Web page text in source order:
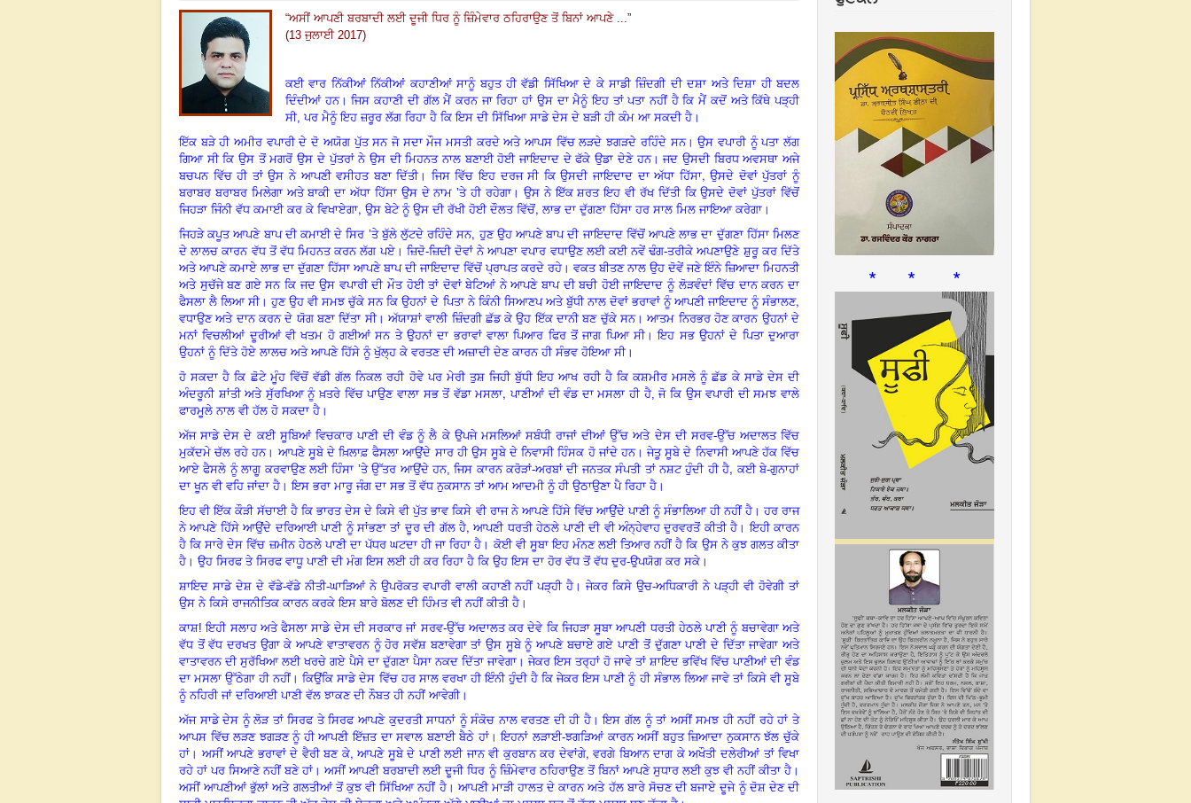
“ਅਸੀਂ ਆਪਣੀ ਬਰਬਾਦੀ ਲਈ ਦੂਜੀ ਧਿਰ ਨੂੰ ਜ਼ਿੰਮੇਵਾਰ ਠਹਿਰਾਉਣ ਤੋਂ ਬਿਨਾਂ ਆਪਣੇ ...”
(13 ਜੁਲਾਈ 2017)
ਕਈ ਵਾਰ ਨਿੱਕੀਆਂ ਨਿੱਕੀਆਂ ਕਹਾਣੀਆਂ ਸਾਨੂੰ ਬਹੁਤ ਹੀ ਵੱਡੀ ਸਿੱਖਿਆ ਦੇ ਕੇ ਸਾਡੀ ਜ਼ਿੰਦਗੀ ਦੀ ਦਸ਼ਾ ਅਤੇ ਦਿਸ਼ਾ ਹੀ ਬਦਲ
ਦਿੰਦੀਆਂ ਹਨ। ਜਿਸ ਕਹਾਣੀ ਦੀ ਗੱਲ ਮੈਂ ਕਰਨ ਜਾ ਰਿਹਾ ਹਾਂ ਉਸ ਦਾ ਮੈਨੂੰ ਇਹ ਤਾਂ ਪਤਾ ਨਹੀਂ ਹੈ ਕਿ ਮੈਂ ਕਦੋਂ ਅਤੇ ਕਿੱਥੇ ਪੜ੍ਹੀ
ਸੀ, ਪਰ ਮੈਨੂੰ ਇਹ ਜ਼ਰੂਰ ਲੱਗ ਰਿਹਾ ਹੈ ਕਿ ਇਸ ਦੀ ਸਿੱਖਿਆ ਸਾਡੇ ਦੇਸ ਦੇ ਬੜੀ ਹੀ ਕੰਮ ਆ ਸਕਦੀ ਹੈ।
ਇੱਕ ਬੜੇ ਹੀ ਅਮੀਰ ਵਪਾਰੀ ਦੇ ਦੋ ਅਯੋਗ ਪੁੱਤ ਸਨ ਜੋ ਸਦਾ ਮੌਜ ਮਸਤੀ ਕਰਦੇ ਅਤੇ ਆਪਸ ਵਿੱਚ ਲੜਦੇ ਝਗੜਦੇ ਰਹਿੰਦੇ ਸਨ। ਉਸ ਵਪਾਰੀ ਨੂੰ ਪਤਾ ਲੱਗ
ਗਿਆ ਸੀ ਕਿ ਉਸ ਤੋਂ ਮਗਰੋਂ ਉਸ ਦੇ ਪੁੱਤਰਾਂ ਨੇ ਉਸ ਦੀ ਮਿਹਨਤ ਨਾਲ ਬਣਾਈ ਹੋਈ ਜਾਇਦਾਦ ਦੇ ਫੱਕੇ ਉਡਾ ਦੇਣੇ ਹਨ। ਜਦ ਉਸਦੀ ਬਿਰਧ ਅਵਸਥਾ ਅਜੇ
ਬਚਪਨ ਵਿੱਚ ਹੀ ਤਾਂ ਉਸ ਨੇ ਆਪਣੀ ਵਸੀਹਤ ਬਣਾ ਦਿੱਤੀ। ਜਿਸ ਵਿੱਚ ਇਹ ਦਰਜ ਸੀ ਕਿ ਉਸਦੀ ਜਾਇਦਾਦ ਦਾ ਅੱਧਾ ਹਿੱਸਾ,ਉਸਦੇ ਦੋਵਾਂ ਪੁੱਤਰਾਂ ਨੂੰ
ਬਰਾਬਰ ਬਰਾਬਰ ਮਿਲੇਗਾ ਅਤੇ ਬਾਕੀ ਦਾ ਅੱਧਾ ਹਿੱਸਾ ਉਸ ਦੇ ਨਾਮ ’ਤੇ ਹੀ ਰਹੇਗਾ। ਉਸ ਨੇ ਇੱਕ ਸ਼ਰਤ ਇਹ ਵੀ ਰੱਖ ਦਿੱਤੀ ਕਿ ਉਸਦੇ ਦੋਵਾਂ ਪੁੱਤਰਾਂ ਵਿੱਚੋਂ
ਜਿਹੜਾ ਜਿੰਨੀ ਵੱਧ ਕਮਾਈ ਕਰ ਕੇ ਵਿਖਾਏਗਾ, ਉਸ ਬੇਟੇ ਨੂੰ ਉਸ ਦੀ ਰੱਖੀ ਹੋਈ ਦੌਲਤ ਵਿੱਚੋਂ, ਲਾਭ ਦਾ ਦੁੱਗਣਾ ਹਿੱਸਾ ਹਰ ਸਾਲ ਮਿਲ ਜਾਇਆ ਕਰੇਗਾ।
ਜਿਹੜੇ ਕਪੂਤ ਆਪਣੇ ਬਾਪ ਦੀ ਕਮਾਈ ਦੇ ਸਿਰ ’ਤੇ ਬੁੱਲੇ ਲੁੱਟਦੇ ਰਹਿੰਦੇ ਸਨ, ਹੁਣ ਉਹ ਆਪਣੇ ਬਾਪ ਦੀ ਜਾਇਦਾਦ ਵਿੱਚੋਂ ਆਪਣੇ ਲਾਭ ਦਾ ਦੁੱਗਣਾ ਹਿੱਸਾ ਮਿਲਣ
ਦੇ ਲਾਲਚ ਕਾਰਨ ਵੱਧ ਤੋਂ ਵੱਧ ਮਿਹਨਤ ਕਰਨ ਲੱਗ ਪਏ। ਜ਼ਿਦੋ-ਜ਼ਿਦੀ ਦੋਵਾਂ ਨੇ ਆਪਣਾ ਵਪਾਰ ਵਧਾਉਣ ਲਈ ਕਈ ਨਵੇਂ ਢੰਗ-ਤਰੀਕੇ ਅਪਣਾਉਣੇ ਸ਼ੁਰੂ ਕਰ ਦਿੱਤੇ
ਅਤੇ ਆਪਣੇ ਕਮਾਏ ਲਾਭ ਦਾ ਦੁੱਗਣਾ ਹਿੱਸਾ ਆਪਣੇ ਬਾਪ ਦੀ ਜਾਇਦਾਦ ਵਿੱਚੋਂ ਪ੍ਰਾਪਤ ਕਰਦੇ ਰਹੇ। ਵਕਤ ਬੀਤਣ ਨਾਲ ਉਹ ਦੋਵੇਂ ਜਣੇ ਇੰਨੇ ਜ਼ਿਆਦਾ ਮਿਹਨਤੀ
ਅਤੇ ਸੁਚੱਜੇ ਬਣ ਗਏ ਸਨ ਕਿ ਜਦ ਉਸ ਵਪਾਰੀ ਦੀ ਮੌਤ ਹੋਈ ਤਾਂ ਦੋਵਾਂ ਬੇਟਿਆਂ ਨੇ ਆਪਣੇ ਬਾਪ ਦੀ ਬਚੀ ਹੋਈ ਜਾਇਦਾਦ ਨੂੰ ਲੋੜਵੰਦਾਂ ਵਿੱਚ ਦਾਨ ਕਰਨ ਦਾ
ਫੈਸਲਾ ਲੈ ਲਿਆ ਸੀ। ਹੁਣ ਉਹ ਵੀ ਸਮਝ ਚੁੱਕੇ ਸਨ ਕਿ ਉਹਨਾਂ ਦੇ ਪਿਤਾ ਨੇ ਕਿੰਨੀ ਸਿਆਣਪ ਅਤੇ ਬੁੱਧੀ ਨਾਲ ਦੋਵਾਂ ਭਰਾਵਾਂ ਨੂੰ ਆਪਣੀ ਜਾਇਦਾਦ ਨੂੰ ਸੰਭਾਲਣ,
ਵਧਾਉਣ ਅਤੇ ਦਾਨ ਕਰਨ ਦੇ ਯੋਗ ਬਣਾ ਦਿੱਤਾ ਸੀ। ਅੱਯਾਸ਼ਾਂ ਵਾਲੀ ਜ਼ਿੰਦਗੀ ਛੱਡ ਕੇ ਉਹ ਇੱਕ ਦਾਨੀ ਬਣ ਚੁੱਕੇ ਸਨ। ਆਤਮ ਨਿਰਭਰ ਹੋਣ ਕਾਰਨ ਉਹਨਾਂ ਦੇ
ਮਨਾਂ ਵਿਚਲੀਆਂ ਦੂਰੀਆਂ ਵੀ ਖਤਮ ਹੋ ਗਈਆਂ ਸਨ ਤੇ ਉਹਨਾਂ ਦਾ ਭਰਾਵਾਂ ਵਾਲਾ ਪਿਆਰ ਫਿਰ ਤੋਂ ਜਾਗ ਪਿਆ ਸੀ। ਇਹ ਸਭ ਉਹਨਾਂ ਦੇ ਪਿਤਾ ਦੁਆਰਾ
ਉਹਨਾਂ ਨੂੰ ਦਿੱਤੇ ਹੋਏ ਲਾਲਚ ਅਤੇ ਆਪਣੇ ਹਿੱਸੇ ਨੂੰ ਖੁੱਲ੍ਹ ਕੇ ਵਰਤਣ ਦੀ ਅਜ਼ਾਦੀ ਦੇਣ ਕਾਰਨ ਹੀ ਸੰਭਵ ਹੋਇਆ ਸੀ।
ਹੋ ਸਕਦਾ ਹੈ ਕਿ ਛੋਟੇ ਮੂੰਹ ਵਿੱਚੋਂ ਵੱਡੀ ਗੱਲ ਨਿਕਲ ਰਹੀ ਹੋਵੇ ਪਰ ਮੇਰੀ ਤੁਸ਼ ਜਿਹੀ ਬੁੱਧੀ ਇਹ ਆਖ ਰਹੀ ਹੈ ਕਿ ਕਸ਼ਮੀਰ ਮਸਲੇ ਨੂੰ ਛੱਡ ਕੇ ਸਾਡੇ ਦੇਸ ਦੀ
ਅੰਦਰੂਨੀ ਸ਼ਾਂਤੀ ਅਤੇ ਸੁੱਰਖਿਆ ਨੂੰ ਖ਼ਤਰੇ ਵਿੱਚ ਪਾਉਣ ਵਾਲਾ ਸਭ ਤੋਂ ਵੱਡਾ ਮਸਲਾ,ਪਾਣੀਆਂ ਦੀ ਵੰਡ ਦਾ ਮਸਲਾ ਹੀ ਹੈ, ਜੋ ਕਿ ਉਸ ਵਪਾਰੀ ਦੀ ਸਮਝ ਵਾਲੇ
ਫਾਰਮੂਲੇ ਨਾਲ ਵੀ ਹੱਲ ਹੋ ਸਕਦਾ ਹੈ।
ਅੱਜ ਸਾਡੇ ਦੇਸ ਦੇ ਕਈ ਸੂਬਿਆਂ ਵਿਚਕਾਰ ਪਾਣੀ ਦੀ ਵੰਡ ਨੂੰ ਲੈ ਕੇ ਉਪਜੇ ਮਸਲਿਆਂ ਸਬੰਧੀ ਰਾਜਾਂ ਦੀਆਂ ਉੱਚ ਅਤੇ ਦੇਸ ਦੀ ਸਰਵ-ਉੱਚ ਅਦਾਲਤ ਵਿੱਚ
ਮੁਕੱਦਮੇ ਚੱਲ ਰਹੇ ਹਨ। ਆਪਣੇ ਸੂਬੇ ਦੇ ਖ਼ਿਲਾਫ਼ ਫੈਸਲਾ ਆਉਂਦੇ ਸਾਰ ਹੀ ਉਸ ਸੂਬੇ ਦੇ ਨਿਵਾਸੀ ਹਿੰਸਕ ਹੋ ਜਾਂਦੇ ਹਨ। ਜੇਤੂ ਸੂਬੇ ਦੇ ਨਿਵਾਸੀ ਆਪਣੇ ਹੱਕ ਵਿੱਚ
ਆਏ ਫੈਸਲੇ ਨੂੰ ਲਾਗੂ ਕਰਵਾਉਣ ਲਈ ਹਿੰਸਾ ’ਤੇ ਉੱਤਰ ਆਉਂਦੇ ਹਨ, ਜਿਸ ਕਾਰਨ ਕਰੋੜਾਂ-ਅਰਬਾਂ ਦੀ ਜਨਤਕ ਸੰਪਤੀ ਤਾਂ ਨਸ਼ਟ ਹੁੰਦੀ ਹੀ ਹੈ, ਕਈ ਬੇ-ਗੁਨਾਹਾਂ
ਦਾ ਖੂਨ ਵੀ ਵਹਿ ਜਾਂਦਾ ਹੈ। ਇਸ ਭਰਾ ਮਾਰੂ ਜੰਗ ਦਾ ਸਭ ਤੋਂ ਵੱਧ ਨੁਕਸਾਨ ਤਾਂ ਆਮ ਆਦਮੀ ਨੂੰ ਹੀ ਉਠਾਉਣਾ ਪੈ ਰਿਹਾ ਹੈ।
ਇਹ ਵੀ ਇੱਕ ਕੌੜੀ ਸੱਚਾਈ ਹੈ ਕਿ ਭਾਰਤ ਦੇਸ ਦੇ ਕਿਸੇ ਵੀ ਪੁੱਤ ਭਾਵ ਕਿਸੇ ਵੀ ਰਾਜ ਨੇ ਆਪਣੇ ਹਿੱਸੇ ਵਿੱਚ ਆਉਂਦੇ ਪਾਣੀ ਨੂੰ ਸੰਭਾਲਿਆ ਹੀ ਨਹੀਂ ਹੈ। ਹਰ ਰਾਜ
ਨੇ ਆਪਣੇ ਹਿੱਸੇ ਆਉਂਦੇ ਦਰਿਆਈ ਪਾਣੀ ਨੂੰ ਸਾਂਭਣਾ ਤਾਂ ਦੂਰ ਦੀ ਗੱਲ ਹੈ,ਆਪਣੀ ਧਰਤੀ ਹੇਠਲੇ ਪਾਣੀ ਦੀ ਵੀ ਅੰਨ੍ਹੇਵਾਹ ਦੁਰਵਰਤੋਂ ਕੀਤੀ ਹੈ। ਇਹੀ ਕਾਰਨ
ਹੈ ਕਿ ਸਾਰੇ ਦੇਸ ਵਿੱਚ ਜ਼ਮੀਨ ਹੇਠਲੇ ਪਾਣੀ ਦਾ ਪੱਧਰ ਘਟਦਾ ਹੀ ਜਾ ਰਿਹਾ ਹੈ। ਕੋਈ ਵੀ ਸੂਬਾ ਇਹ ਮੰਨਣ ਲਈ ਤਿਆਰ ਨਹੀਂ ਹੈ ਕਿ ਉਸ ਨੇ ਕੁਝ ਗਲਤ ਕੀਤਾ
ਹੈ। ਉਹ ਸਿਰਫ ਤੇ ਸਿਰਫ ਵਾਧੂ ਪਾਣੀ ਦੀ ਮੰਗ ਇਸ ਲਈ ਹੀ ਕਰ ਰਿਹਾ ਹੈ ਕਿ ਉਹ ਇਸ ਦਾ ਹੋਰ ਵੱਧ ਤੋਂ ਵੱਧ ਦੁਰ-ਉਪਯੋਗ ਕਰ ਸਕੇ।
ਸ਼ਾਇਦ ਸਾਡੇ ਦੇਸ਼ ਦੇ ਵੱਡੇ-ਵੱਡੇ ਨੀਤੀ-ਘਾੜਿਆਂ ਨੇ ਉਪਰੋਕਤ ਵਪਾਰੀ ਵਾਲੀ ਕਹਾਣੀ ਨਹੀਂ ਪੜ੍ਹੀ ਹੈ। ਜੇਕਰ ਕਿਸੇ ਉਚ-ਅਧਿਕਾਰੀ ਨੇ ਪੜ੍ਹੀ ਵੀ ਹੋਵੇਗੀ ਤਾਂ
ਉਸ ਨੇ ਕਿਸੇ ਰਾਜਨੀਤਿਕ ਕਾਰਨ ਕਰਕੇ ਇਸ ਬਾਰੇ ਬੋਲਣ ਦੀ ਹਿੰਮਤ ਵੀ ਨਹੀਂ ਕੀਤੀ ਹੈ।
ਕਾਸ਼! ਇਹੀ ਸਲਾਹ ਅਤੇ ਫੈਸਲਾ ਸਾਡੇ ਦੇਸ ਦੀ ਸਰਕਾਰ ਜਾਂ ਸਰਵ-ਉੱਚ ਅਦਾਲਤ ਕਰ ਦੇਵੇ ਕਿ ਜਿਹੜਾ ਸੂਬਾ ਆਪਣੀ ਧਰਤੀ ਹੇਠਲੇ ਪਾਣੀ ਨੂੰ ਬਚਾਵੇਗਾ ਅਤੇ
ਵੱਧ ਤੋਂ ਵੱਧ ਦਰਖਤ ਉਗਾ ਕੇ ਆਪਣੇ ਵਾਤਾਵਰਨ ਨੂੰ ਹੋਰ ਸਵੱਸ਼ ਬਣਾਵੇਗਾ ਤਾਂ ਉਸ ਸੂਬੇ ਨੂੰ ਆਪਣੇ ਬਚਾਏ ਗਏ ਪਾਣੀ ਤੋਂ ਦੁੱਗਣਾ ਪਾਣੀ ਦੇ ਦਿੱਤਾ ਜਾਵੇਗਾ ਅਤੇ
ਵਾਤਾਵਰਨ ਦੀ ਸੁਰੱਖਿਆ ਲਈ ਖਰਚੇ ਗਏ ਪੈਸੇ ਦਾ ਦੁੱਗਣਾ ਪੈਸਾ ਨਕਦ ਦਿੱਤਾ ਜਾਵੇਗਾ। ਜੇਕਰ ਇਸ ਤਰ੍ਹਾਂ ਹੋ ਜਾਵੇ ਤਾਂ ਸ਼ਾਇਦ ਭਵਿੱਖ ਵਿੱਚ ਪਾਣੀਆਂ ਦੀ ਵੰਡ
ਦਾ ਮਸਲਾ ਉੱਠੇਗਾ ਹੀ ਨਹੀਂ। ਕਿਉਂਕਿ ਸਾਡੇ ਦੇਸ ਵਿੱਚ ਹਰ ਸਾਲ ਵਰਖਾ ਹੀ ਇੰਨੀ ਹੁੰਦੀ ਹੈ ਕਿ ਜੇਕਰ ਇਸ ਪਾਣੀ ਨੂੰ ਹੀ ਸੰਭਾਲ ਲਿਆ ਜਾਵੇ ਤਾਂ ਕਿਸੇ ਵੀ ਸੂਬੇ
ਨੂੰ ਨਹਿਰੀ ਜਾਂ ਦਰਿਆਈ ਪਾਣੀ ਵੱਲ ਝਾਕਣ ਦੀ ਨੌਬਤ ਹੀ ਨਹੀਂ ਆਵੇਗੀ।
ਅੱਜ ਸਾਡੇ ਦੇਸ ਨੂੰ ਲੋੜ ਤਾਂ ਸਿਰਫ ਤੇ ਸਿਰਫ ਆਪਣੇ ਕੁਦਰਤੀ ਸਾਧਨਾਂ ਨੂੰ ਸੰਕੋਚ ਨਾਲ ਵਰਤਣ ਦੀ ਹੀ ਹੈ। ਇਸ ਗੱਲ ਨੂੰ ਤਾਂ ਅਸੀਂ ਸਮਝ ਹੀ ਨਹੀਂ ਰਹੇ ਹਾਂ ਤੇ
ਆਪਸ ਵਿੱਚ ਲੜਣ ਝਗੜਣ ਨੂੰ ਹੀ ਆਪਣੀ ਇੱਜ਼ਤ ਦਾ ਸਵਾਲ ਬਣਾਈ ਬੈਠੇ ਹਾਂ। ਇਹਨਾਂ ਲੜਾਈ-ਝਗੜਿਆਂ ਕਾਰਨ ਅਸੀਂ ਬਹੁਤ ਜ਼ਿਆਦਾ ਨੁਕਸਾਨ ਝੱਲ ਚੁੱਕੇ
ਹਾਂ। ਅਸੀਂ ਆਪਣੇ ਭਰਾਵਾਂ ਦੇ ਵੈਰੀ ਬਣ ਕੇ,ਆਪਣੇ ਸੂਬੇ ਦੇ ਪਾਣੀ ਲਈ ਜਾਨ ਵੀ ਕੁਰਬਾਨ ਕਰ ਦੇਵਾਂਗੇ,ਵਰਗੇ ਬਿਆਨ ਦਾਗ ਕੇ ਅਖੌਤੀ ਦਲੇਰੀਆਂ ਤਾਂ ਵਿਖਾ
ਰਹੇ ਹਾਂ ਪਰ ਸਿਆਣੇ ਨਹੀਂ ਬਣੇ ਹਾਂ। ਅਸੀਂ ਆਪਣੀ ਬਰਬਾਦੀ ਲਈ ਦੂਜੀ ਧਿਰ ਨੂੰ ਜ਼ਿੰਮੇਵਾਰ ਠਹਿਰਾਉਣ ਤੋਂ ਬਿਨਾਂ ਆਪਣੇ ਸੁਧਾਰ ਲਈ ਕੁਝ ਵੀ ਨਹੀਂ ਕੀਤਾ ਹੈ।
ਅਸੀਂ ਆਪਣੀਆਂ ਭੁੱਲਾਂ ਅਤੇ ਗਲਤੀਆਂ ਤੋਂ ਕੁਝ ਵੀ ਸਿੱਖਿਆ ਨਹੀਂ ਹੈ। ਆਪਣੀ ਮਾੜੀ ਹਾਲਤ ਦੇ ਕਾਰਨ ਅਤੇ ਹੱਲ ਬਾਰੇ ਸੋਚਣ ਦੀ ਬਜਾਏ ਦੂਜੇ ਨੂੰ ਦੋਸ਼ ਦੇਣ ਦੀ
* * *